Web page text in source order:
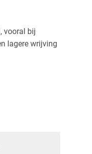
vooral bij
lagere wrijving